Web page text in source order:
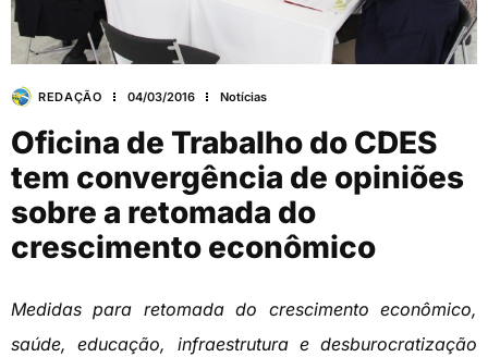
REDAÇÃO 04/03/2016 Notícias
Oficina de Trabalho do CDES
tem convergência de opiniões
sobre a retomada do
crescimento econômico
Medidas para retomada do crescimento econômico,
saúde, educação, infraestrutura e desburocratização